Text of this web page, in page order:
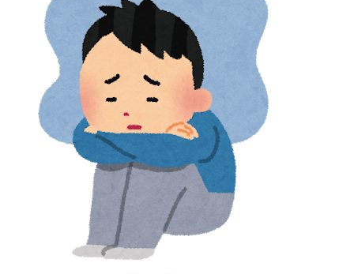
【速報】NHK職員が番組出演者から性被害